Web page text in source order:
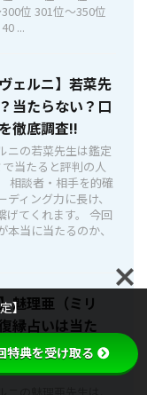
位 301位〜350位
...
ェルニ】若菜先
当たらない？口
徹底調査!!
ニの若菜先生は鑑定
当たると評判の人
相談者・相手を的確
ディング力に長け、
げてくれます。 今回
本当に当たるのか、
魅理亜（ミリ
縁占いは当た
評判を徹底調
】
特典を受け取る